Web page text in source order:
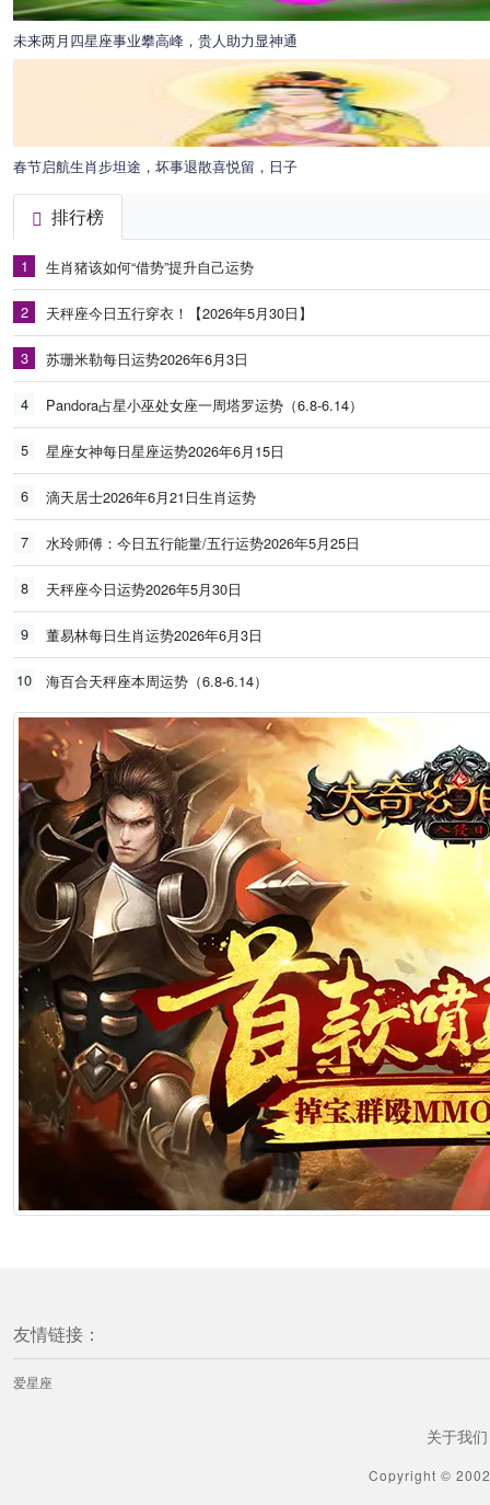
未来两月四星座事业攀高峰，贵人助力显神通
春节启航生肖步坦途，坏事退散喜悦留，日子
排行榜
1 生肖猪该如何“借势”提升自己运势
2 天秤座今日五行穿衣！【2026年5月30日】
3 苏珊米勒每日运势2026年6月3日
4 Pandora占星小巫处女座一周塔罗运势（6.8-6.14）
5 星座女神每日星座运势2026年6月15日
6 滴天居士2026年6月21日生肖运势
7 水玲师傅：今日五行能量/五行运势2026年5月25日
8 天秤座今日运势2026年5月30日
9 董易林每日生肖运势2026年6月3日
10 海百合天秤座本周运势（6.8-6.14）
友情链接：
爱星座
关于我们
Copyright ©